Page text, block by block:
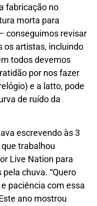
fabricação no
morta para
conseguimos revisar
os artistas, incluindo
todos devemos
por nos fazer
e a latto, pode
de ruído da
escrevendo às 3
trabalhou
Live Nation para
chuva. “Quero
paciência com essa
ano mostrou